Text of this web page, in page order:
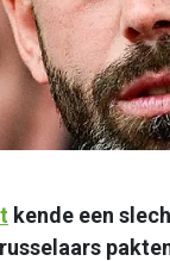
kende een